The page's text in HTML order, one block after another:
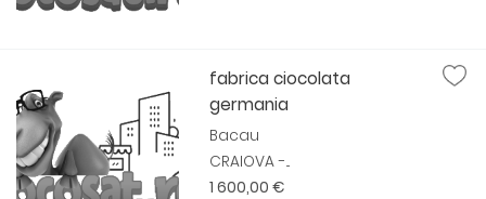
fabrica ciocolata
germania
Bacau
CRAIOVA -...
1 600,00 €